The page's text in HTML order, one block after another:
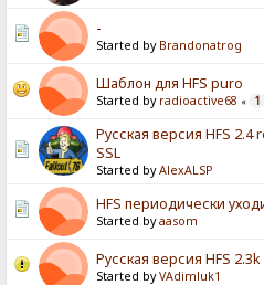
-
Started by Brandonatrog
Шаблон для HFS puro
Started by radioactive68 « 1
Русская версия HFS 2.4
SSL
Started byAlexALSP
HFS периодически
Started byaasom
Русская версия HFS 2.3k
Started byVAdimluk1